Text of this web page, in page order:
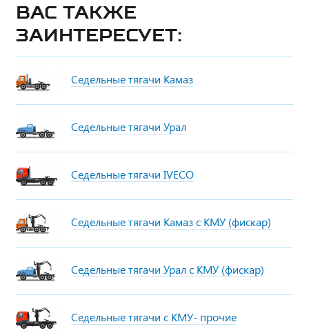
Вас также
заинтересует:
Седельные тягачи Камаз
Седельные тягачи Урал
Седельные тягачи IVECO
Седельные тягачи Камаз с КМУ (фискар)
Седельные тягачи Урал с КМУ (фискар)
Седельные тягачи с КМУ- прочие